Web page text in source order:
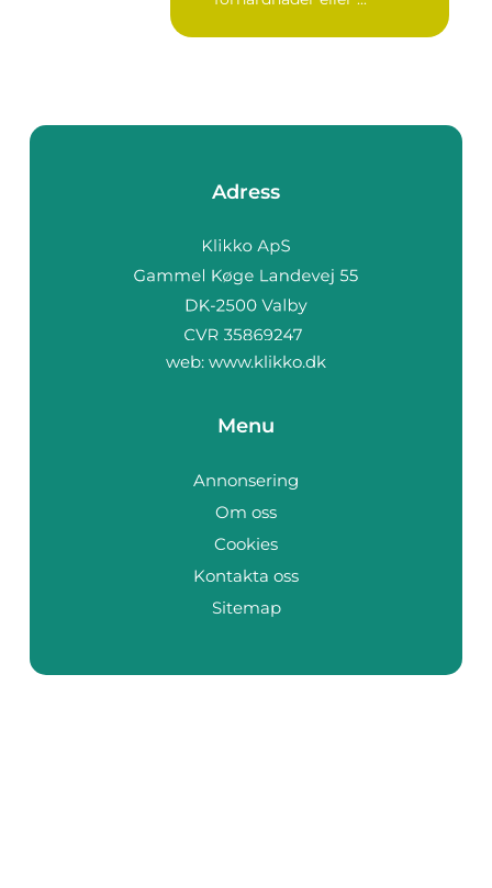
Adress
web: www.klikko.dk
Menu
Annonsering
Om oss
Cookies
Kontakta oss
Sitemap